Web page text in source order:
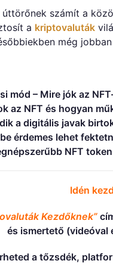
számít a
a kriptovaluták
még
mód – Mire jók az
az NFT és hogyan
a digitális javak
érdemes lehet
NFT
Idén
Kezdőknek”
és ismertető (videóval
a tőzsdék,